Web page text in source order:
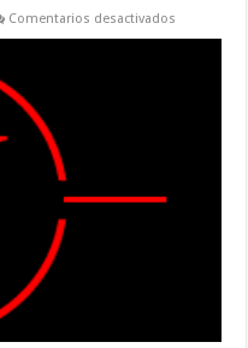
Comentarios desactivados